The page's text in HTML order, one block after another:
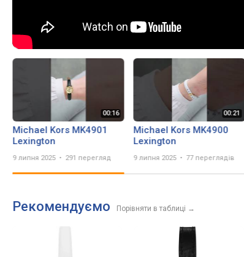
Michael Kors MK4901
Lexington
9 липня 2025 291 перегляд
Michael Kors MK4900
Lexington
9 липня 2025 77 переглядів
Рекомендуємо Порівняти в таблиці →